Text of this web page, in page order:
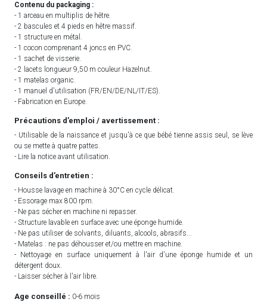
Contenu du packaging :
- 1 arceau en multiplis de hêtre.
- 2 bascules et 4 pieds en hêtre massif.
- 1 structure en métal.
- 1 cocon comprenant 4 joncs en PVC.
- 1 sachet de visserie.
- 2 lacets longueur 9,50 m couleur Hazelnut.
- 1 matelas organic.
- 1 manuel d'utilisation (FR/EN/DE/NL/IT/ES).
- Fabrication en Europe.
Précautions d’emploi / avertissement :
- Utilisable de la naissance et jusqu'à ce que bébé tienne assis seul, se lève
ou se mette à quatre pattes.
- Lire la notice avant utilisation.
Conseils d’entretien :
- Housse lavage en machine à 30°C en cycle délicat.
- Essorage max 800 rpm.
- Ne pas sécher en machine ni repasser.
- Structure lavable en surface avec une éponge humide.
- Ne pas utiliser de solvants, diluants, alcools, abrasifs...
- Matelas : ne pas déhousser et/ou mettre en machine.
- Nettoyage en surface uniquement à l'air d'une éponge humide et un
détergent doux.
- Laisser sécher à l'air libre.
Age conseillé : 0-6 mois